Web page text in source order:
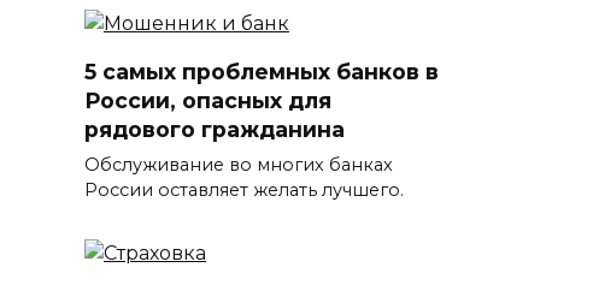
5 самых проблемных банков в
России, опасных для
рядового гражданина
Обслуживание во многих банках
России оставляет желать лучшего.